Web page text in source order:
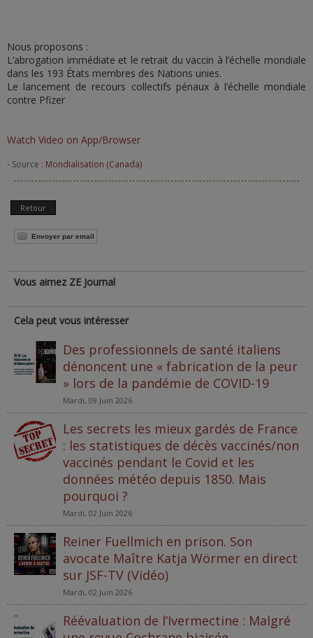
Nous proposons :
L’abrogation immédiate et le retrait du vaccin à l’échelle mondiale
dans les 193 États membres des Nations unies.
Le lancement de recours collectifs pénaux à l’échelle mondiale
contre Pfizer
Watch Video on App/Browser
- Source : Mondialisation (Canada)
Retour
Envoyer par email
Vous aimez ZE Journal
Cela peut vous intéresser
Des professionnels de santé italiens
dénoncent une « fabrication de la peur
» lors de la pandémie de COVID-19
Mardi, 09 Juin 2026
Les secrets les mieux gardés de France
: les statistiques de décès vaccinés/non
vaccinés pendant le Covid et les
données météo depuis 1850. Mais
pourquoi ?
Mardi, 02 Juin 2026
Reiner Fuellmich en prison. Son
avocate Maître Katja Wörmer en direct
sur JSF-TV (Vidéo)
Mardi, 02 Juin 2026
Réévaluation de l’Ivermectine : Malgré